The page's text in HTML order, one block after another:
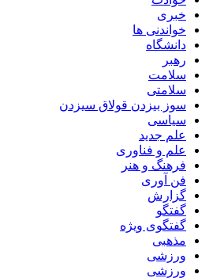
خبری
خواندنی ها
دانشگاه
رهبر
سلامت
سلامتی
سوز بیزدن قولاق سیزدن
سیاسی
علم جدید
علم و فناوری
فرهنگ و هنر
فن آوری
گزارش
گفتگو
گفتگوی ویژه
مذهبی
ورزشی
ورزشی